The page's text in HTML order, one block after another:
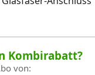
Kombirabatt?
von: